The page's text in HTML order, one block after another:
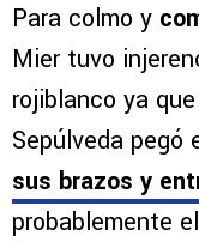
Para colmo y
Mier tuvo
rojiblanco ya
Sepúlveda pegó
sus brazos y
probablemente